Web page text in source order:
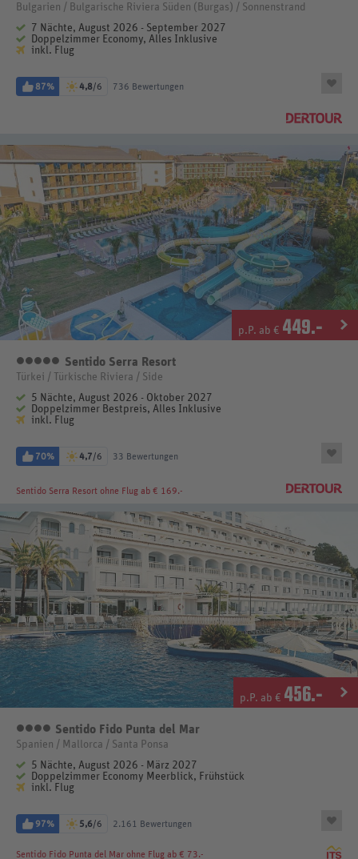
Bulgarien / Bulgarische Riviera Süden (Burgas) / Sonnenstrand
7 Nächte, August 2026 - September 2027
Doppelzimmer Economy, Alles Inklusive
inkl. Flug
87% 4,8/6 736 Bewertungen
p.P. ab € 449.-
5 Sterne
Sentido Serra Resort
Türkei / Türkische Riviera / Side
5 Nächte, August 2026 - Oktober 2027
Doppelzimmer Bestpreis, Alles Inklusive
inkl. Flug
70% 4,7/6 33 Bewertungen
Sentido Serra Resort ohne Flug ab € 169.-
p.P. ab € 456.-
4 Sterne
Sentido Fido Punta del Mar
Spanien / Mallorca / Santa Ponsa
5 Nächte, August 2026 - März 2027
Doppelzimmer Economy Meerblick, Frühstück
inkl. Flug
97% 5,6/6 2.161 Bewertungen
Sentido Fido Punta del Mar ohne Flug ab € 73.-